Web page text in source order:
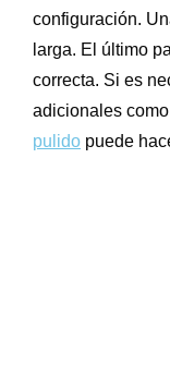
configuración.
larga. El último
correcta. Si es
adicionales
pulido puede